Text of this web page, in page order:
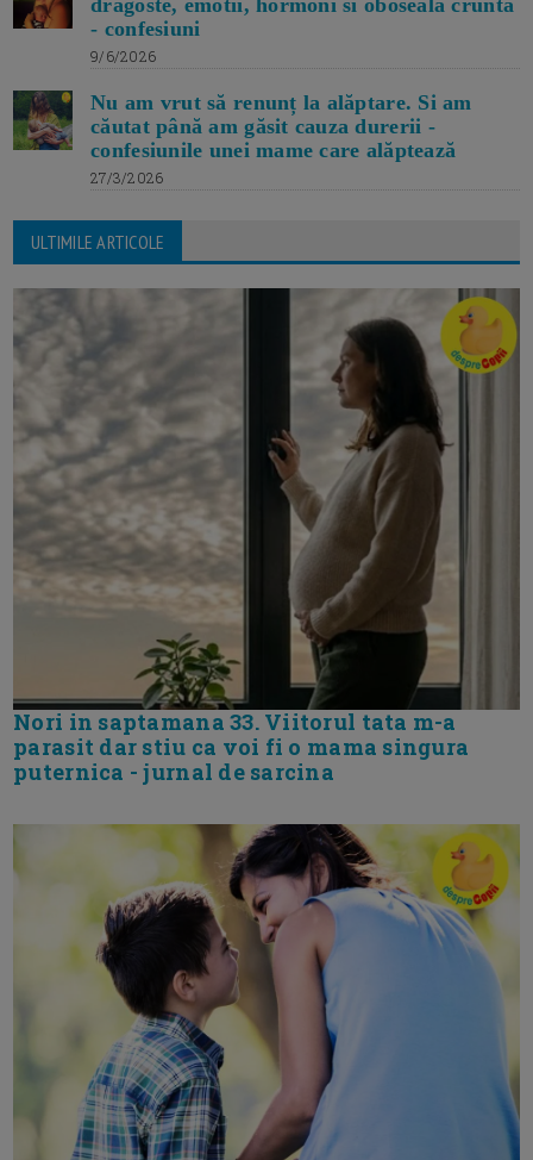
- confesiuni
9/6/2026
Nu am vrut să renunț la alăptare. Si am
căutat până am găsit cauza durerii -
confesiunile unei mame care alăptează
27/3/2026
ULTIMILE ARTICOLE
Nori in saptamana 33. Viitorul tata m-a
parasit dar stiu ca voi fi o mama singura
puternica - jurnal de sarcina